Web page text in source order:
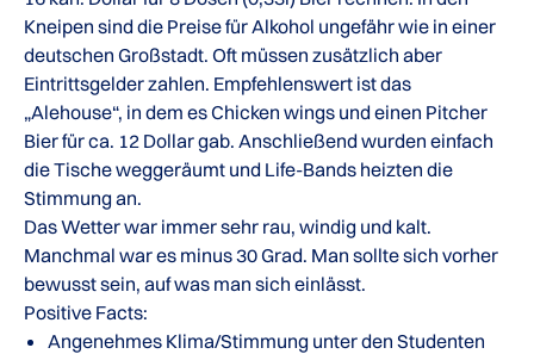
Kneipen sind die Preise für Alkohol ungefähr wie in einer
deutschen Großstadt. Oft müssen zusätzlich aber
Eintrittsgelder zahlen. Empfehlenswert ist das
„Alehouse“, in dem es Chicken wings und einen Pitcher
Bier für ca. 12 Dollar gab. Anschließend wurden einfach
die Tische weggeräumt und Life-Bands heizten die
Stimmung an.
Das Wetter war immer sehr rau, windig und kalt.
Manchmal war es minus 30 Grad. Man sollte sich vorher
bewusst sein, auf was man sich einlässt.
Positive Facts:
Angenehmes Klima/Stimmung unter den Studenten